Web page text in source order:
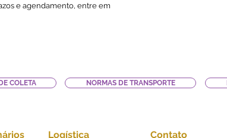
e agendamento, entre em
COLETA NORMAS DE TRANSPORTE
Logística Contato